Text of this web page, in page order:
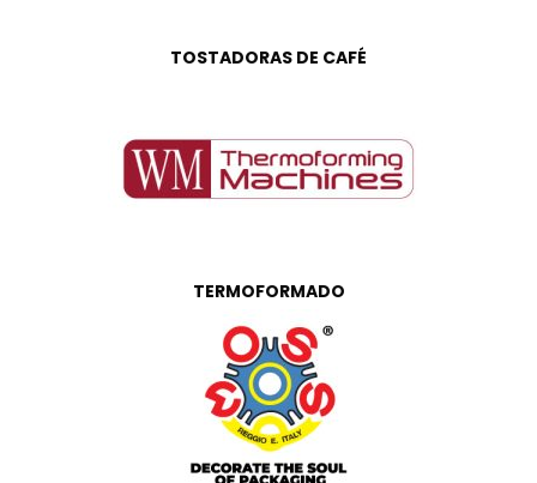
TOSTADORAS DE CAFÉ
TERMOFORMADO